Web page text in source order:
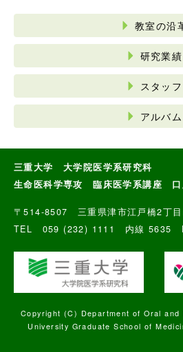
教室の沿
研究業績
スタッフ
アルバム
三重大学 大学院医学系研究科
生命医科学専攻 臨床医学系講座 口
〒514-8507 三重県津市江戸橋2丁
TEL 059 (232) 1111 内線 5635
Copyright (C) Department of Oral and
University Graduate School of